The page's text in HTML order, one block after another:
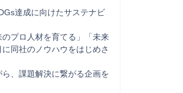
達成に向けたサステナビ
プロ人材を育てる」「未来
同社のノウハウをはじめさ
、課題解決に繋がる企画を